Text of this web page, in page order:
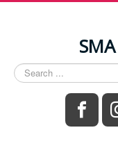
Search
...